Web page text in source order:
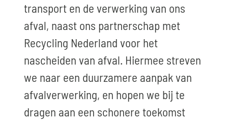
transport en de verwerking van ons
afval, naast ons partnerschap met
Recycling Nederland voor het
nascheiden van afval. Hiermee streven
we naar een duurzamere aanpak van
afvalverwerking, en hopen we bij te
dragen aan een schonere toekomst